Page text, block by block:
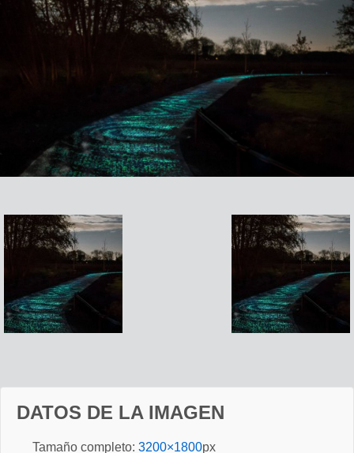
DATOS DE LA IMAGEN
Tamaño completo: 3200×1800px